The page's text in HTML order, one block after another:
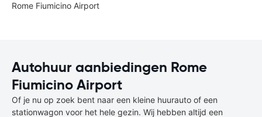
Rome Fiumicino Airport
Autohuur aanbiedingen Rome
Fiumicino Airport
Of je nu op zoek bent naar een kleine huurauto of een
stationwagon voor het hele gezin. Wij hebben altijd een